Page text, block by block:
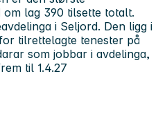
om lag 390 tilsette totalt.
i Seljord. Den ligg i
tilrettelagte tenester på
som jobbar i avdelinga,
til 1.4.27